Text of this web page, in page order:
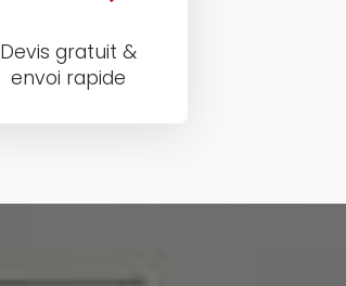
Devis gratuit &
envoi rapide